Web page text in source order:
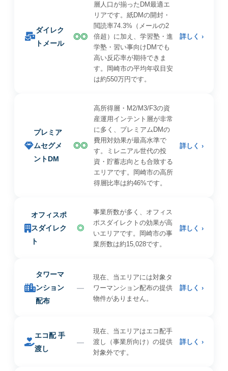
ダイレク
トメール
◎◎
層人口が揃ったDM最適エ
リアです。紙DMの開封・
閲読率74.3%（メールの2
倍超）に加え、学習塾・進
学塾・習い事向けDMでも
高い反応率が期待できま
す。岡崎市の平均年収目安
は約550万円です。
詳しく ›
プレミア
ムセグメ
ントDM
◎◎
高所得層・M2/M3/F3の資
産運用インテント層が非常
に多く、プレミアムDMの
費用対効果が最高水準で
す。ミレニアル世代の投
資・貯蓄志向とも合致する
エリアです。岡崎市の高所
得層比率は約46%です。
詳しく ›
オフィスポ
スダイレク
ト
◎
事業所数が多く、オフィス
ポスダイレクトの効果が高
いエリアです。岡崎市の事
業所数は約15,028です。
詳しく ›
タワーマ
ンション
配布
—
現在、当エリアには対象タ
ワーマンション配布の提供
物件がありません。
詳しく ›
エコ配 手
渡し
—
現在、当エリアはエコ配手
渡し（事業所向け）の提供
対象外です。
詳しく ›